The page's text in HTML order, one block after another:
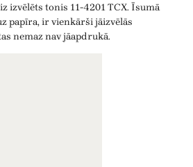
izvēlēts tonis 11-4201 TCX. Īsumā
papīra, ir vienkārši jāizvēlās
nemaz nav jāapdrukā.